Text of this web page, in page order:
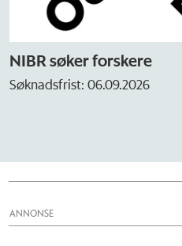
NIBR søker forskere
Søknadsfrist: 06.09.2026
ANNONSE